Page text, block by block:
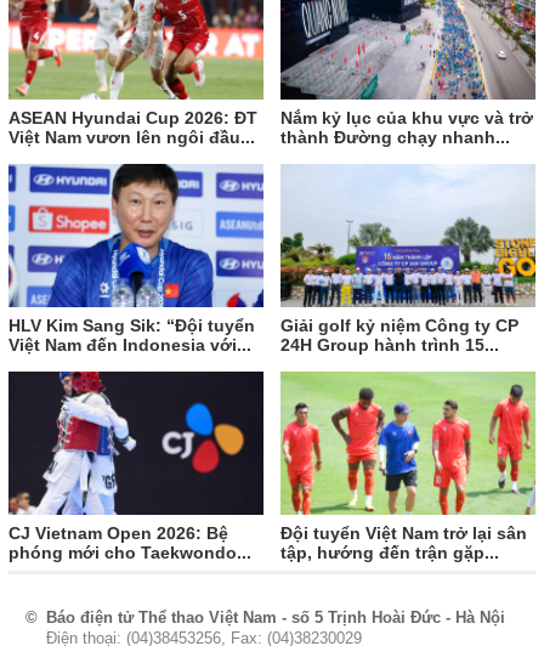
ASEAN Hyundai Cup 2026: ĐT
Việt Nam vươn lên ngôi đầu...
Nắm kỷ lục của khu vực và trở
thành Đường chạy nhanh...
HLV Kim Sang Sik: “Đội tuyển
Việt Nam đến Indonesia với...
Giải golf kỷ niệm Công ty CP
24H Group hành trình 15...
CJ Vietnam Open 2026: Bệ
phóng mới cho Taekwondo...
Đội tuyển Việt Nam trở lại sân
tập, hướng đến trận gặp...
©
Báo điện tử Thể thao Việt Nam - số 5 Trịnh Hoài Đức - Hà Nội
Điện thoại: (04)38453256, Fax: (04)38230029